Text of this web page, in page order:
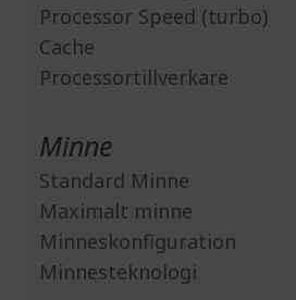
Processor Speed (turbo)
Cache
Processortillverkare
Minne
Standard Minne
Maximalt minne
Minneskonfiguration
Minnesteknologi